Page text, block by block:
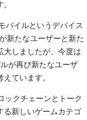
バイルというデバイス
新たなユーザーと新た
大しましたが、今度は
が再び新たなユーザ
ています。
ックチェーンとトーク
る新しいゲームカテゴ